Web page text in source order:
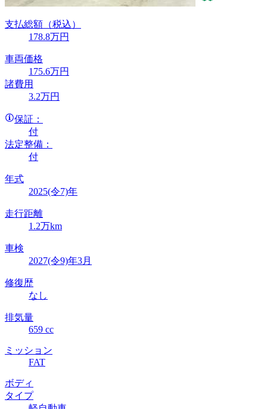
支払総額 （税込）
178.8万円
車両価格
175.6万円
諸費用
3.2万円
保証：
付
法定整備：
付
年式
2025(令7)年
走行距離
1.2万km
車検
2027(令9)年3月
修復歴
なし
排気量
659 cc
ミッション
FAT
ボディ
タイプ